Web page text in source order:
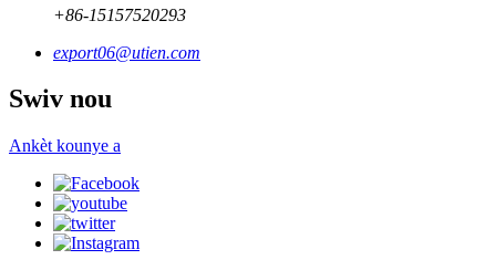
+86-15157520293
export06@utien.com
Swiv nou
Ankèt kounye a